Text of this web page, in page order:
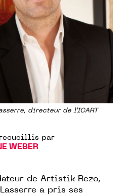
directeur de l’ICART
recueillis par
WEBER
de Artistik Rezo,
a pris ses